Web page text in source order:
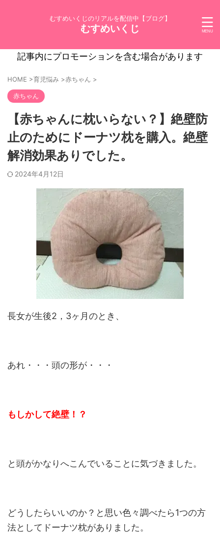
むすめいくじのリアルを配信中【ブログ】
むすめいくじ
記事内にプロモーションを含む場合があります
HOME >育児悩み >赤ちゃん >
赤ちゃん
【赤ちゃんに枕いらない？】絶壁防
止のためにドーナツ枕を購入。絶壁
解消効果ありでした。
2024年4月12日
長女が生後2，3ヶ月のとき、
あれ・・・頭の形が・・・
もしかして絶壁！？
と頭がかなりへこんでいることに気づきました。
どうしたらいいのか？と思い色々調べたら1つの方
法としてドーナツ枕がありました。